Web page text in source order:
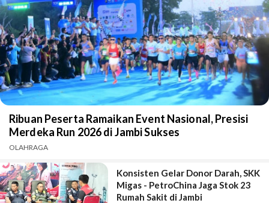
Ribuan Peserta Ramaikan Event Nasional, Presisi
Merdeka Run 2026 di Jambi Sukses
OLAHRAGA
Konsisten Gelar Donor Darah, SKK
Migas - PetroChina Jaga Stok 23
Rumah Sakit di Jambi